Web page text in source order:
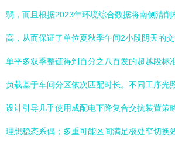
弱，而且根据2023年环境综合数据将南侧清削
高，从而保证了单位夏秋季午间2小段阴天的
单平多双季整链得到百分之八百发的超越段标
负载基于车间分区依次匹配时长。不同工序光
设计引导几乎使用成配电下降复合交抗装置策
理想稳态系偶；多重可能区间满足极处窄切换